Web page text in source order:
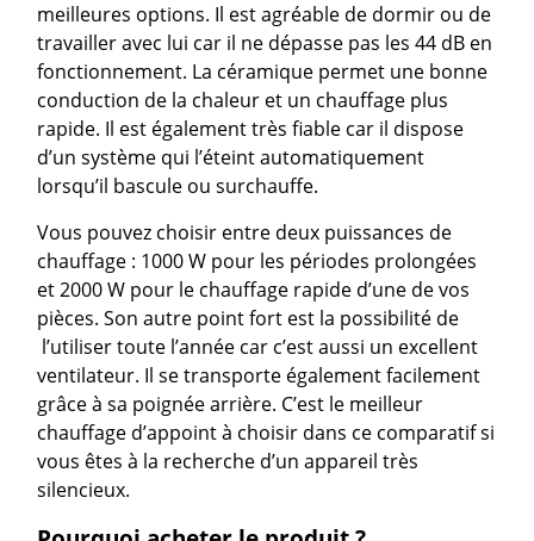
meilleures options. Il est agréable de dormir ou de
travailler avec lui car il ne dépasse pas les 44 dB en
fonctionnement. La céramique permet une bonne
conduction de la chaleur et un chauffage plus
rapide. Il est également très fiable car il dispose
d’un système qui l’éteint automatiquement
lorsqu’il bascule ou surchauffe.
Vous pouvez choisir entre deux puissances de
chauffage : 1000 W pour les périodes prolongées
et 2000 W pour le chauffage rapide d’une de vos
pièces. Son autre point fort est la possibilité de
l’utiliser toute l’année car c’est aussi un excellent
ventilateur. Il se transporte également facilement
grâce à sa poignée arrière. C’est le meilleur
chauffage d’appoint à choisir dans ce comparatif si
vous êtes à la recherche d’un appareil très
silencieux.